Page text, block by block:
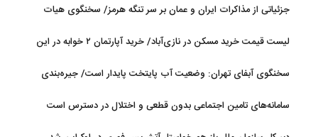
جزئیاتی از مذاکرات ایران و عمان بر سر تنگه هرمز/ سخنگوی هیات
لیست قیمت خرید مسکن در نازی‌آباد/ خرید آپارتمان ۲ خوابه در این
سخنگوی آبفای تهران: وضعیت آب پایتخت پایدار است/ جیره‌بندی
سامانه‌های تامین اجتماعی بدون قطعی و اختلال در دسترس است